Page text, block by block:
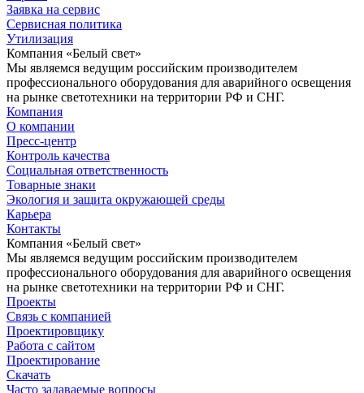
Заявка на сервис
Сервисная политика
Утилизация
Компания «Белый свет»
Мы являемся ведущим российским производителем
профессионального оборудования для аварийного освещения
на рынке светотехники на территории РФ и СНГ.
Компания
О компании
Пресс-центр
Контроль качества
Социальная ответственность
Товарные знаки
Экология и защита окружающей среды
Карьера
Контакты
Компания «Белый свет»
Мы являемся ведущим российским производителем
профессионального оборудования для аварийного освещения
на рынке светотехники на территории РФ и СНГ.
Проекты
Связь с компанией
Проектировщику
Работа с сайтом
Проектирование
Скачать
Часто задаваемые вопросы